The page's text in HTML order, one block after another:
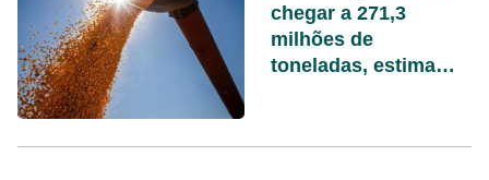
chegar a 271,3
milhões de
toneladas, estima